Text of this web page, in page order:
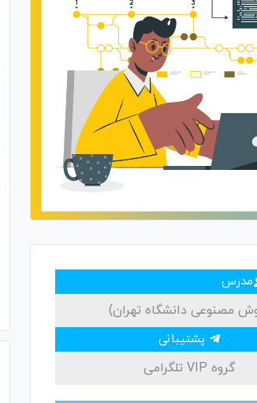
مدرس
مصنوعی دانشگاه تهران)
پشتیبانی
گروه VIP تلگرامی